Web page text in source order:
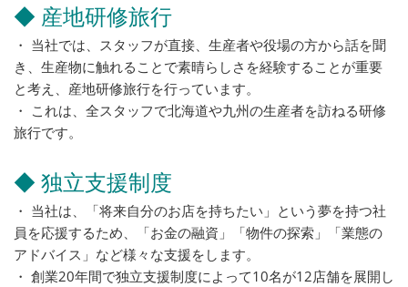
◆ 産地研修旅行
・ 当社では、スタッフが直接、生産者や役場の方から話を聞
き、生産物に触れることで素晴らしさを経験することが重要
と考え、産地研修旅行を行っています。
・ これは、全スタッフで北海道や九州の生産者を訪ねる研修
旅行です。
◆ 独立支援制度
・ 当社は、「将来自分のお店を持ちたい」という夢を持つ社
員を応援するため、「お金の融資」「物件の探索」「業態の
アドバイス」など様々な支援をします。
・ 創業20年間で独立支援制度によって10名が12店舗を展開し